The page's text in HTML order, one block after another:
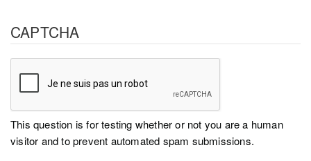
CAPTCHA
This question is for testing whether or not you are a human
visitor and to prevent automated spam submissions.